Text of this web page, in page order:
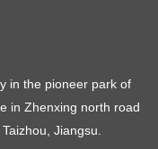
in Zhenxing north road
Jiangsu.